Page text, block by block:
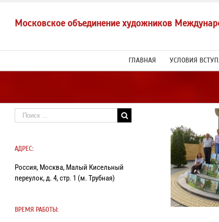
contentМосковское объединение художников
ГЛАВНАЯ УСЛОВИЯ
В период
на
Результат
поиска:
АДРЕС:
Россия, Москва, Малый Кисельный
переулок, д. 4, стр. 1 (м. Трубная)
ВРЕМЯ РАБОТЫ: